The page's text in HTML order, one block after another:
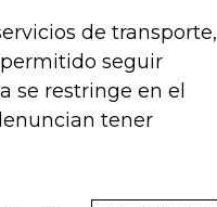
de transporte,
seguir
se restringe en el
tener